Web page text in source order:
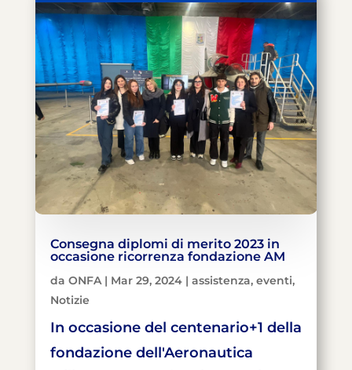
Consegna diplomi di merito 2023 in
occasione ricorrenza fondazione AM
da ONFA| Mar 29, 2024| assistenza, eventi,
Notizie
In occasione del centenario+1 della
fondazione dell'Aeronautica